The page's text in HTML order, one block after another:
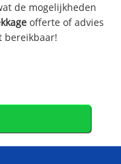
de mogelijkheden
offerte of advies
bereikbaar!